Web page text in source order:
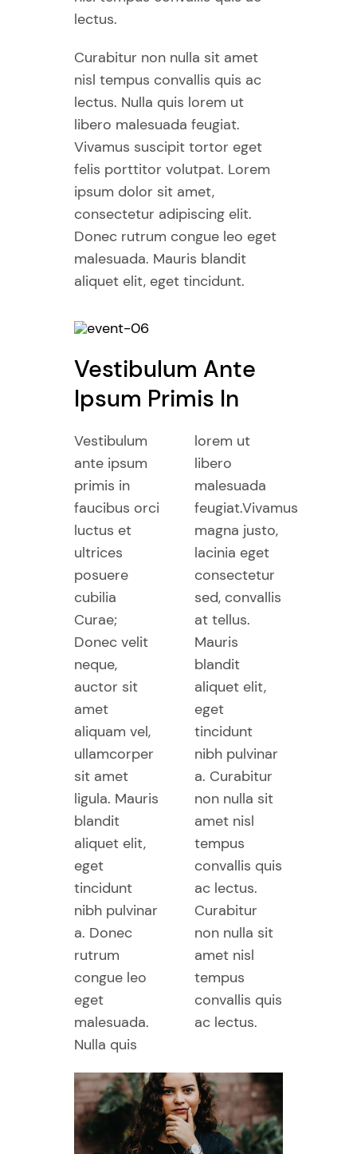
lectus.
Curabitur non nulla sit amet
nisl tempus convallis quis ac
lectus. Nulla quis lorem ut
libero malesuada feugiat.
Vivamus suscipit tortor eget
felis porttitor volutpat. Lorem
ipsum dolor sit amet,
consectetur adipiscing elit.
Donec rutrum congue leo eget
malesuada. Mauris blandit
aliquet elit, eget tincidunt.
Vestibulum Ante
Ipsum Primis In
Vestibulum
ante ipsum
primis in
faucibus orci
luctus et
ultrices
posuere
cubilia
Curae;
Donec velit
neque,
auctor sit
amet
aliquam vel,
ullamcorper
sit amet
ligula. Mauris
blandit
aliquet elit,
eget
tincidunt
nibh pulvinar
a. Donec
rutrum
congue leo
eget
malesuada.
Nulla quis
lorem ut
libero
malesuada
feugiat.Vivamus
magna justo,
lacinia eget
consectetur
sed, convallis
at tellus.
Mauris
blandit
aliquet elit,
eget
tincidunt
nibh pulvinar
a. Curabitur
non nulla sit
amet nisl
tempus
convallis quis
ac lectus.
Curabitur
non nulla sit
amet nisl
tempus
convallis quis
ac lectus.